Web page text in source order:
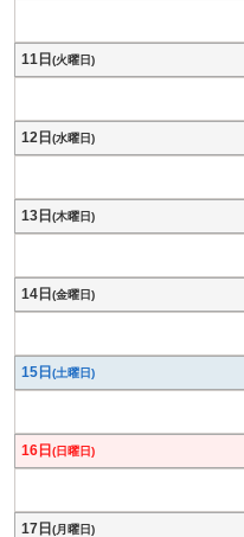
11日 (火曜日)
12日 (水曜日)
13日 (木曜日)
14日 (金曜日)
15日 (土曜日)
16日 (日曜日)
17日 (月曜日)